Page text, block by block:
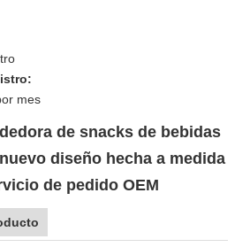
mes
de snacks de bebidas
diseño hecha a medida
de pedido OEM